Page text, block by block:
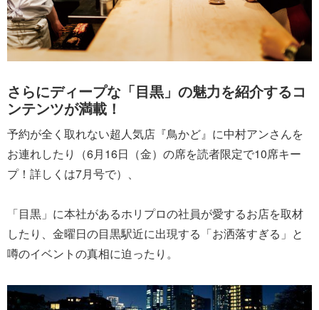
さらにディープな「目黒」の魅力を紹介するコ
ンテンツが満載！
予約が全く取れない超人気店『鳥かど』に中村アンさんを
お連れしたり（6月16日（金）の席を読者限定で10席キー
プ！詳しくは7月号で）、
「目黒」に本社があるホリプロの社員が愛するお店を取材
したり、金曜日の目黒駅近に出現する「お洒落すぎる」と
噂のイベントの真相に迫ったり。